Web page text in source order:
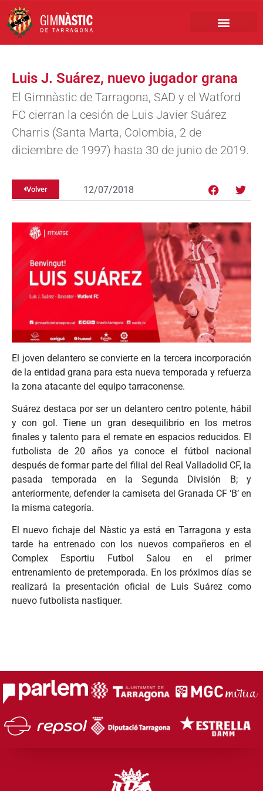
Luis J. Suárez, nuevo jugador grana
El Gimnàstic de Tarragona, SAD y el Watford
FC cierran la cesión de Luis Javier Suárez
Charris (Santa Marta, Colombia, 2 de
diciembre de 1997) hasta 30 de junio de 2019.
Volver 12/07/2018
El joven delantero se convierte en la tercera incorporación
de la entidad grana para esta nueva temporada y refuerza
la zona atacante del equipo tarraconense.
Suárez destaca por ser un delantero centro potente, hábil
y con gol. Tiene un gran desequilibrio en los metros
finales y talento para el remate en espacios reducidos. El
futbolista de 20 años ya conoce el fútbol nacional
después de formar parte del filial del Real Valladolid CF, la
pasada temporada en la Segunda División B; y
anteriormente, defender la camiseta del Granada CF ‘B’ en
la misma categoría.
El nuevo fichaje del Nàstic ya está en Tarragona y esta
tarde ha entrenado con los nuevos compañeros en el
Complex Esportiu Futbol Salou en el primer
entrenamiento de pretemporada. En los próximos días se
realizará la presentación oficial de Luis Suárez como
nuevo futbolista nastiquer.